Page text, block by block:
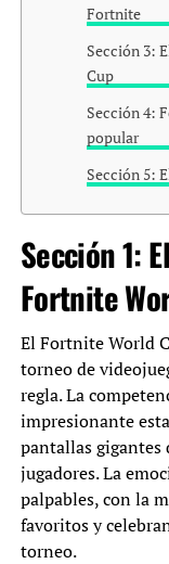
Fortnite
Sección 3:
Cup
Sección 4:
popular
Sección 5:
Sección 1:
Fortnite
El Fortnite World
torneo de
regla. La
impresionante
pantallas gigantes
jugadores. La
palpables, con la
favoritos y
torneo.